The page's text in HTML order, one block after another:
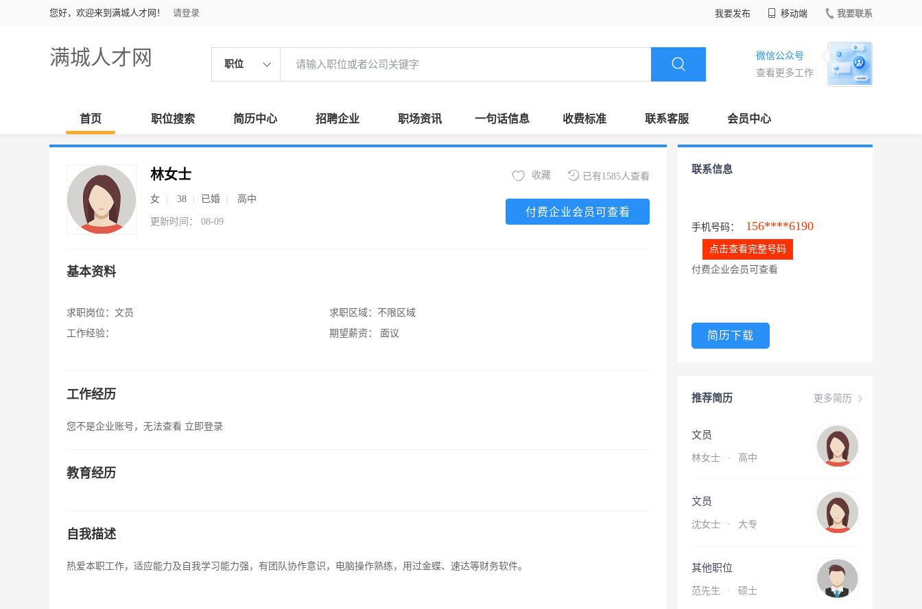
您好，欢迎来到满城人才网！ 请登录 我要发布 移动端 我要联系
满城人才网 职位
微信公众号
查看更多工作
首页 职位搜索 简历中心 招聘企业 职场资讯 一句话信息 收费标准 联系客服 会员中心
林女士
女 38 已婚 高中
更新时间： 08-09
已有1585人查看
收藏
付费企业会员可查看
基本资料
求职岗位： 文员
工作经验：
求职区域： 不限区域
期望薪资：
面议
工作经历
您不是企业账号，无法查看 立即登录
教育经历
自我描述
热爱本职工作，适应能力及自我学习能力强，有团队协作意识，电脑操作熟练，用过金蝶、速达等财务软件。
联系信息
手机号码： 156****6190
点击查看完整号码
付费企业会员可查看
简历下载
更多简历
推荐简历
文员
林女士 · 高中
文员
沈女士 · 大专
其他职位
范先生 · 硕士